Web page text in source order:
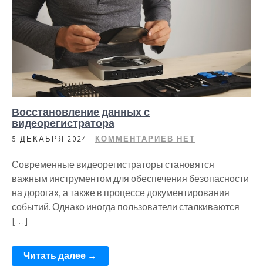
Восстановление данных с
видеорегистратора
5 ДЕКАБРЯ 2024 КОММЕНТАРИЕВ НЕТ
Современные видеорегистраторы становятся
важным инструментом для обеспечения безопасности
на дорогах, а также в процессе документирования
событий. Однако иногда пользователи сталкиваются
[…]
Читать далее →